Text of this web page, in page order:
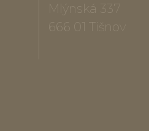
Mlýnská 337
666 01 Tišnov